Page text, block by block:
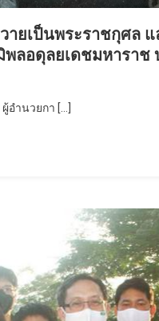
ยเป็นพระราชกุศล
ลอดุลยเดชมหาราช
ำนวยกา […]